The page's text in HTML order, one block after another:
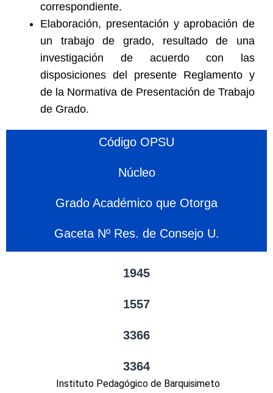
correspondiente.
Elaboración, presentación y aprobación de
un trabajo de grado, resultado de una
investigación de acuerdo con las
disposiciones del presente Reglamento y
de la Normativa de Presentación de Trabajo
de Grado.
Código OPSU
Núcleo
Grado Académico que Otorga
Gaceta Nº Res. de Consejo U.
1945
1557
3366
3364
Instituto Pedagógico de Barquisimeto